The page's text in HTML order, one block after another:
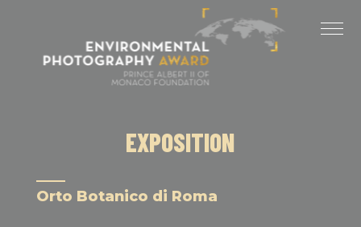
DERNIÈRES ÉDITIONS
ÉDITION 2022
EXPOSITION
Orto Botanico di Roma